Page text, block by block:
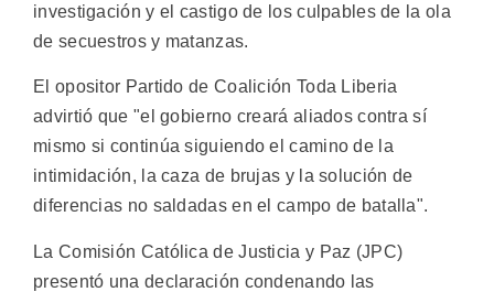
investigación y el castigo de los culpables de la ola
de secuestros y matanzas.
El opositor Partido de Coalición Toda Liberia
advirtió que "el gobierno creará aliados contra sí
mismo si continúa siguiendo el camino de la
intimidación, la caza de brujas y la solución de
diferencias no saldadas en el campo de batalla".
La Comisión Católica de Justicia y Paz (JPC)
presentó una declaración condenando las